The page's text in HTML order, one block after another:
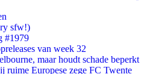
sfw!)
#1979
van week 32
maar houdt schade beperkt
ruime Europese zege FC Twente